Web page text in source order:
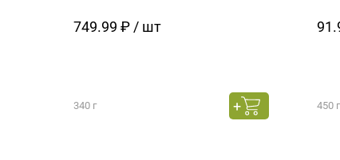
749.99 ₽ / шт
340 г 450 г